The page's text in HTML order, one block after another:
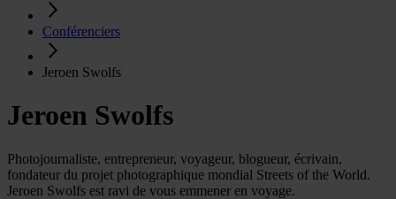
Conférenciers
Jeroen Swolfs
Jeroen Swolfs
Photojournaliste, entrepreneur, voyageur, blogueur, écrivain,
fondateur du projet photographique mondial Streets of the World.
Jeroen Swolfs est ravi de vous emmener en voyage.